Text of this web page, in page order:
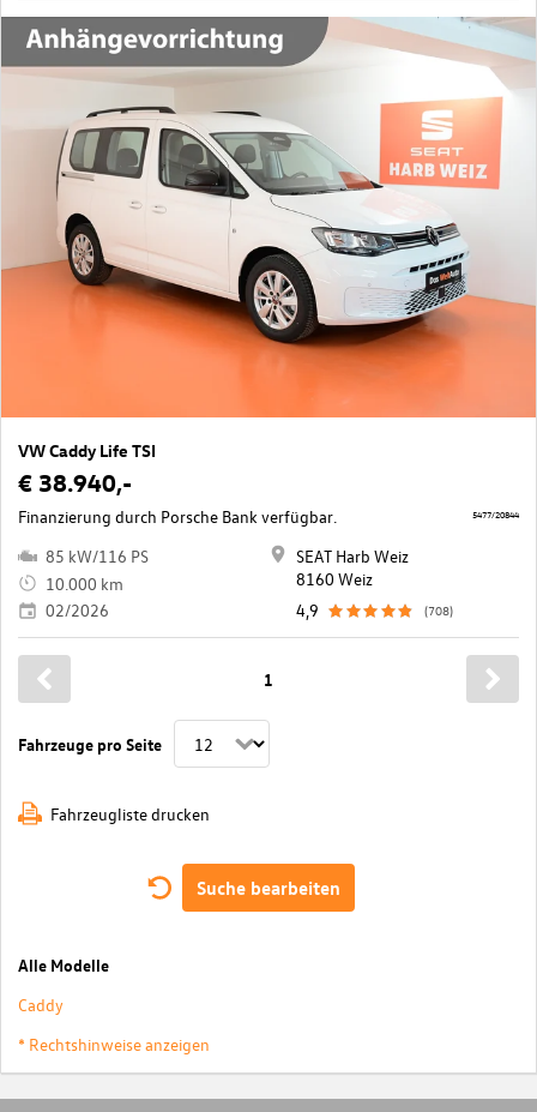
VW Caddy Life TSI
€ 38.940,-
Finanzierung durch Porsche Bank verfügbar.
85 kW/116 PS
10.000 km
02/2026
SEAT Harb Weiz
8160 Weiz
4,9
(708)
5477/20844
Fahrzeuge pro Seite
1
Fahrzeugliste drucken
Suche bearbeiten
Alle Modelle
Caddy
* Rechtshinweise anzeigen